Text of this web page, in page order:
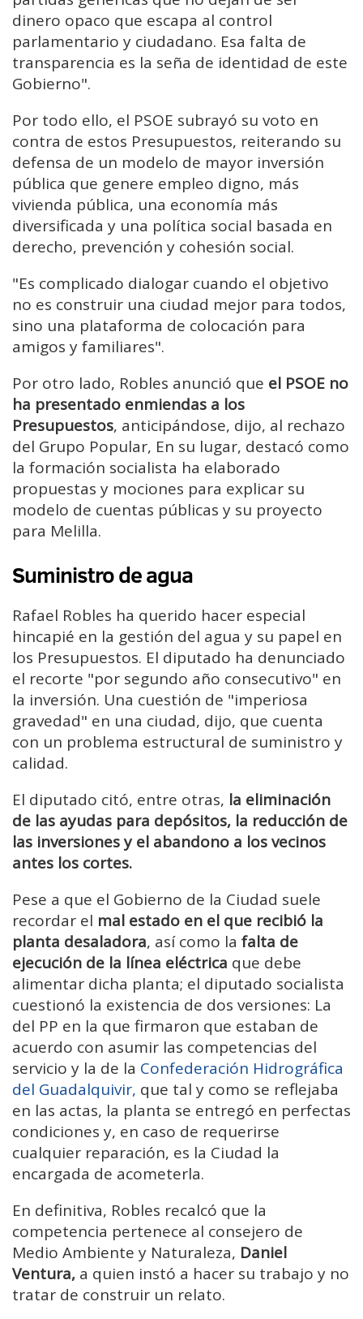
dinero opaco que escapa al control
parlamentario y ciudadano. Esa falta de
transparencia es la seña de identidad de este
Gobierno".
Por todo ello, el PSOE subrayó su voto en
contra de estos Presupuestos, reiterando su
defensa de un modelo de mayor inversión
pública que genere empleo digno, más
vivienda pública, una economía más
diversificada y una política social basada en
derecho, prevención y cohesión social.
"Es complicado dialogar cuando el objetivo
no es construir una ciudad mejor para todos,
sino una plataforma de colocación para
amigos y familiares".
Por otro lado, Robles anunció que el PSOE no
ha presentado enmiendas a los
Presupuestos, anticipándose, dijo, al rechazo
del Grupo Popular, En su lugar, destacó como
la formación socialista ha elaborado
propuestas y mociones para explicar su
modelo de cuentas públicas y su proyecto
para Melilla.
Suministro de agua
Rafael Robles ha querido hacer especial
hincapié en la gestión del agua y su papel en
los Presupuestos. El diputado ha denunciado
el recorte "por segundo año consecutivo" en
la inversión. Una cuestión de "imperiosa
gravedad" en una ciudad, dijo, que cuenta
con un problema estructural de suministro y
calidad.
El diputado citó, entre otras, la eliminación
de las ayudas para depósitos, la reducción de
las inversiones y el abandono a los vecinos
antes los cortes.
Pese a que el Gobierno de la Ciudad suele
recordar el mal estado en el que recibió la
planta desaladora, así como la falta de
ejecución de la línea eléctrica que debe
alimentar dicha planta; el diputado socialista
cuestionó la existencia de dos versiones: La
del PP en la que firmaron que estaban de
acuerdo con asumir las competencias del
servicio y la de la Confederación Hidrográfica
del Guadalquivir, que tal y como se reflejaba
en las actas, la planta se entregó en perfectas
condiciones y, en caso de requerirse
cualquier reparación, es la Ciudad la
encargada de acometerla.
En definitiva, Robles recalcó que la
competencia pertenece al consejero de
Medio Ambiente y Naturaleza, Daniel
Ventura, a quien instó a hacer su trabajo y no
tratar de construir un relato.